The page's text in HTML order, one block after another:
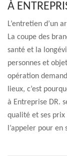
À
L’entretien d’un
La coupe des
santé et la
personnes et
opération
lieux, c’est
à Entreprise DR.
qualité et ses prix
l’appeler pour en